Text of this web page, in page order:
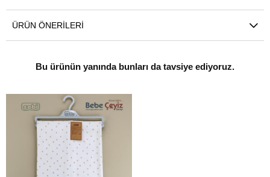
ÜRÜN ÖNERILERI
Bu ürünün yanında bunları da tavsiye ediyoruz.